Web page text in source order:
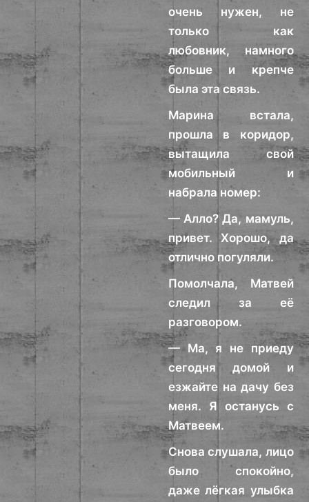
очень нужен, не
только как
любовник, намного
больше и крепче
была эта связь.
Марина встала,
прошла в коридор,
вытащила свой
мобильный и
набрала номер:
— Алло? Да, мамуль,
привет. Хорошо, да
отлично погуляли.
Помолчала, Матвей
следил за её
разговором.
— Ма, я не приеду
сегодня домой и
езжайте на дачу без
меня. Я останусь с
Матвеем.
Снова слушала, лицо
было спокойно,
даже лёгкая улыбка